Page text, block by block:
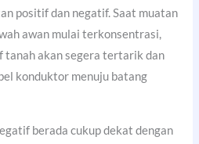
positif dan negatif. Saat muatan
awan mulai terkonsentrasi,
akan segera tertarik dan
konduktor menuju batang
berada cukup dekat dengan